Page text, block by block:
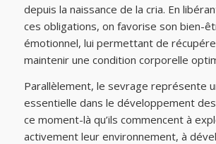
depuis la naissance de la cria. En
ces obligations, on favorise son bien-
émotionnel, lui permettant de
maintenir une condition corporelle
Parallèlement, le sevrage représente
essentielle dans le développement des
ce moment-là qu’ils commencent à
activement leur environnement, à